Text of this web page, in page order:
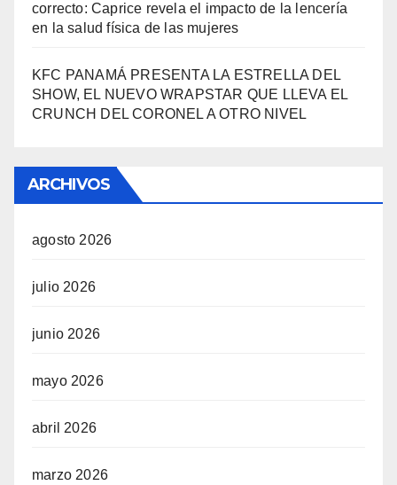
correcto: Caprice revela el impacto de la lencería
en la salud física de las mujeres
KFC PANAMÁ PRESENTA LA ESTRELLA DEL
SHOW, EL NUEVO WRAPSTAR QUE LLEVA EL
CRUNCH DEL CORONEL A OTRO NIVEL
ARCHIVOS
agosto 2026
julio 2026
junio 2026
mayo 2026
abril 2026
marzo 2026